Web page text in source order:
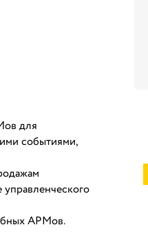
для
событиями,
АРМов.